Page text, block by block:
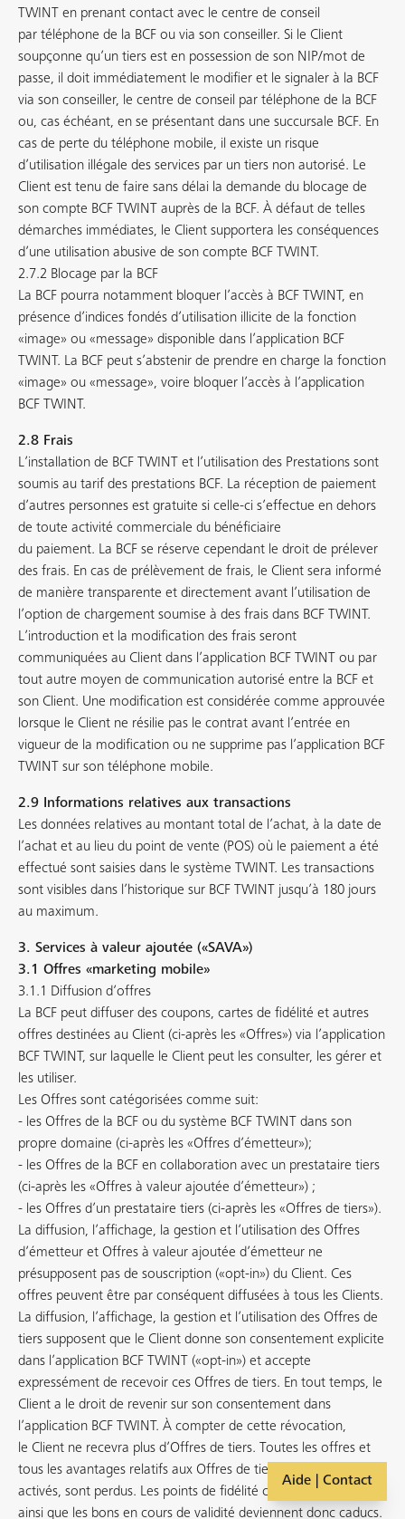
TWINT en prenant contact avec le centre de conseil
par téléphone de la BCF ou via son conseiller. Si le Client
soupçonne qu’un tiers est en possession de son NIP/mot de
passe, il doit immédiatement le modifier et le signaler à la BCF
via son conseiller, le centre de conseil par téléphone de la BCF
ou, cas échéant, en se présentant dans une succursale BCF. En
cas de perte du téléphone mobile, il existe un risque
d’utilisation illégale des services par un tiers non autorisé. Le
Client est tenu de faire sans délai la demande du blocage de
son compte BCF TWINT auprès de la BCF. À défaut de telles
démarches immédiates, le Client supportera les conséquences
d’une utilisation abusive de son compte BCF TWINT.
2.7.2 Blocage par la BCF
La BCF pourra notamment bloquer l’accès à BCF TWINT, en
présence d’indices fondés d’utilisation illicite de la fonction
«image» ou «message» disponible dans l’application BCF
TWINT. La BCF peut s’abstenir de prendre en charge la fonction
«image» ou «message», voire bloquer l’accès à l’application
BCF TWINT.
2.8 Frais
L’installation de BCF TWINT et l’utilisation des Prestations sont
soumis au tarif des prestations BCF. La réception de paiement
d’autres personnes est gratuite si celle-ci s’effectue en dehors
de toute activité commerciale du bénéficiaire
du paiement. La BCF se réserve cependant le droit de prélever
des frais. En cas de prélèvement de frais, le Client sera informé
de manière transparente et directement avant l’utilisation de
l’option de chargement soumise à des frais dans BCF TWINT.
L’introduction et la modification des frais seront
communiquées au Client dans l’application BCF TWINT ou par
tout autre moyen de communication autorisé entre la BCF et
son Client. Une modification est considérée comme approuvée
lorsque le Client ne résilie pas le contrat avant l’entrée en
vigueur de la modification ou ne supprime pas l’application BCF
TWINT sur son téléphone mobile.
2.9 Informations relatives aux transactions
Les données relatives au montant total de l’achat, à la date de
l’achat et au lieu du point de vente (POS) où le paiement a été
effectué sont saisies dans le système TWINT. Les transactions
sont visibles dans l’historique sur BCF TWINT jusqu’à 180 jours
au maximum.
3. Services à valeur ajoutée («SAVA»)
3.1 Offres «marketing mobile»
3.1.1 Diffusion d’offres
La BCF peut diffuser des coupons, cartes de fidélité et autres
offres destinées au Client (ci-après les «Offres») via l’application
BCF TWINT, sur laquelle le Client peut les consulter, les gérer et
les utiliser.
Les Offres sont catégorisées comme suit:
- les Offres de la BCF ou du système BCF TWINT dans son
propre domaine (ci-après les «Offres d’émetteur»);
- les Offres de la BCF en collaboration avec un prestataire tiers
(ci-après les «Offres à valeur ajoutée d’émetteur») ;
- les Offres d’un prestataire tiers (ci-après les «Offres de tiers»).
La diffusion, l’affichage, la gestion et l’utilisation des Offres
d’émetteur et Offres à valeur ajoutée d’émetteur ne
présupposent pas de souscription («opt-in») du Client. Ces
offres peuvent être par conséquent diffusées à tous les Clients.
La diffusion, l’affichage, la gestion et l’utilisation des Offres de
tiers supposent que le Client donne son consentement explicite
dans l’application BCF TWINT («opt-in») et accepte
expressément de recevoir ces Offres de tiers. En tout temps, le
Client a le droit de revenir sur son consentement dans
l’application BCF TWINT. À compter de cette révocation,
le Client ne recevra plus d’Offres de tiers. Toutes les offres et
tous les avantages relatifs aux Offres de tiers, qui avaient été
activés, sont perdus. Les points de fidélité collectés par le Client
ainsi que les bons en cours de validité deviennent donc caducs.
Aide | Contact